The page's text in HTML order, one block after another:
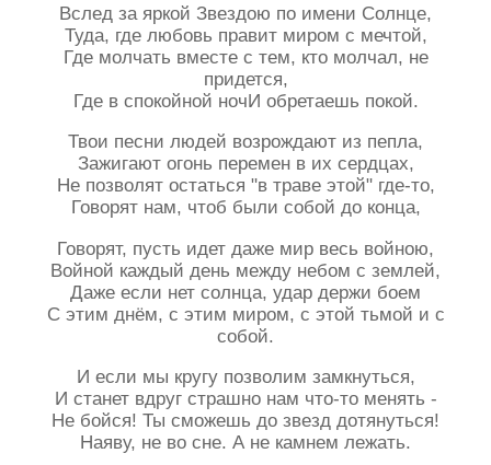
Вслед за яркой Звездою по имени Солнце,
Туда, где любовь правит миром с мечтой,
Где молчать вместе с тем, кто молчал, не
придется,
Где в спокойной ночИ обретаешь покой.
Твои песни людей возрождают из пепла,
Зажигают огонь перемен в их сердцах,
Не позволят остаться "в траве этой" где-то,
Говорят нам, чтоб были собой до конца,
Говорят, пусть идет даже мир весь войною,
Войной каждый день между небом с землей,
Даже если нет солнца, удар держи боем
С этим днём, с этим миром, с этой тьмой и с
собой.
И если мы кругу позволим замкнуться,
И станет вдруг страшно нам что-то менять -
Не бойся! Ты сможешь до звезд дотянуться!
Наяву, не во сне. А не камнем лежать.